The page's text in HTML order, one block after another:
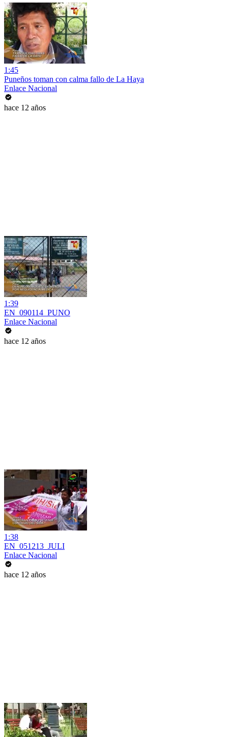
1:45
Puneños toman con calma fallo de La Haya
Enlace Nacional
hace 12 años
1:39
EN_090114_PUNO
Enlace Nacional
hace 12 años
1:38
EN_051213_JULI
Enlace Nacional
hace 12 años